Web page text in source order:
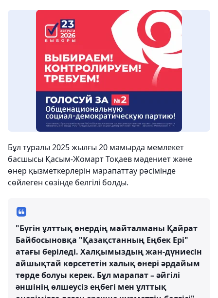
Бұл туралы 2025 жылғы 20 мамырда мемлекет
басшысы Қасым-Жомарт Тоқаев мәдениет және
өнер қызметкерлерін марапаттау рәсімінде
сөйлеген сөзінде белгілі болды.
"Бүгін ұлттық өнердің майталманы Қайрат
Байбосыновқа "Қазақстанның Еңбек Ері"
атағы беріледі. Халқымыздың жан-дүниесін
айшықтай көрсететін халық өнері әрдайым
төрде болуы керек. Бұл марапат – әйгілі
әншінің өлшеусіз еңбегі мен ұлттық